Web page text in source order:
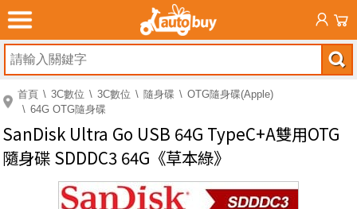
首頁 3C數位 3C數位 隨身碟
OTG隨身碟(Apple)
64G OTG隨身碟
SanDisk Ultra Go USB 64G TypeC+A雙用OTG
隨身碟 SDDDC3 64G《草本綠》